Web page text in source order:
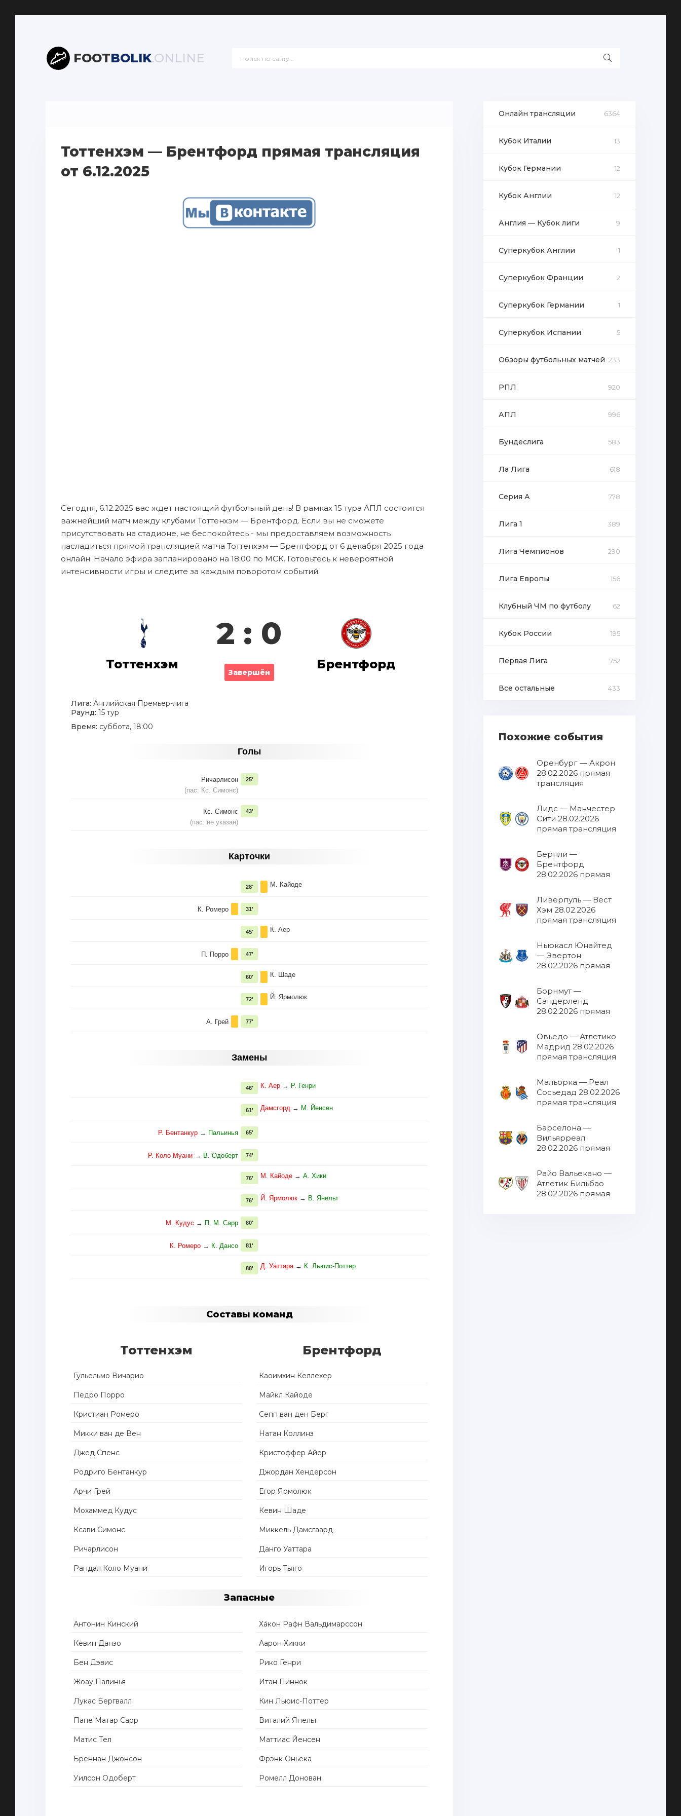
FOOTBOLIK.ONLINE
Тоттенхэм — Брентфорд прямая трансляция
от 6.12.2025
Сегодня, 6.12.2025 вас ждет настоящий футбольный день! В рамках 15 тура АПЛ состоится
важнейший матч между клубами Тоттенхэм — Брентфорд. Если вы не сможете
присутствовать на стадионе, не беспокойтесь - мы предоставляем возможность
насладиться прямой трансляцией матча Тоттенхэм — Брентфорд от 6 декабря 2025 года
онлайн. Начало эфира запланировано на 18:00 по МСК. Готовьтесь к невероятной
интенсивности игры и следите за каждым поворотом событий.
Тоттенхэм
2 : 0
Завершён
Брентфорд
Лига: Английская Премьер-лига
Раунд: 15 тур
Время: суббота, 18:00
Голы
Ричарлисон
(пас: Кс. Симонс)
25'
Кс. Симонс
(пас: не указан)
43'
Карточки
М. Кайоде
28'
К. Ромеро 31'
К. Аер
45'
П. Порро 47'
К. Шаде
60'
Й. Ярмолюк
72'
А. Грей 77'
Замены
К. Аер → Р. Генри
46'
Дамсгорд → М. Йенсен
61'
Р. Бентанкур → Пальинья 65'
Р. Коло Муани → В. Одоберт 74'
М. Кайоде → А. Хики
76'
Й. Ярмолюк → В. Янельт
76'
М. Кудус → П. М. Сарр 80'
К. Ромеро → К. Дансо 81'
Д. Уаттара → К. Льюис-Поттер
88'
Составы команд
Тоттенхэм
Гульельмо Вичарио
Педро Порро
Кристиан Ромеро
Микки ван де Вен
Джед Спенс
Родриго Бентанкур
Арчи Грей
Мохаммед Кудус
Ксави Симонс
Ричарлисон
Рандал Коло Муани
Брентфорд
Каоимхин Келлехер
Майкл Кайоде
Сепп ван ден Берг
Натан Коллинз
Кристоффер Айер
Джордан Хендерсон
Егор Ярмолюк
Кевин Шаде
Миккель Дамсгаард
Данго Уаттара
Игорь Тьяго
Запасные
Антонин Кинский
Кевин Данзо
Бен Дэвис
Жоау Палинья
Лукас Бергвалл
Папе Матар Сарр
Матис Тел
Бреннан Джонсон
Уилсон Одоберт
Ха́кон Рафн Вальдимарссон
Аарон Хикки
Рико Генри
Итан Пиннок
Кин Льюис-Поттер
Виталий Янельт
Маттиас Йенсен
Фрэнк Оньека
Ромелл Донован
Онлайн трансляции 6364
Кубок Италии 13
Кубок Германии 12
Кубок Англии 12
Англия — Кубок лиги 9
Суперкубок Англии 1
Суперкубок Франции 2
Суперкубок Германии 1
Суперкубок Испании 5
Обзоры футбольных матчей 233
РПЛ 920
АПЛ 996
Бундеслига 583
Ла Лига 618
Серия А 778
Лига 1 389
Лига Чемпионов 290
Лига Европы 156
Клубный ЧМ по футболу 62
Кубок России 195
Первая Лига 752
Все остальные 433
Похожие события
Оренбург — Акрон
28.02.2026 прямая
трансляция
Лидс — Манчестер
Сити 28.02.2026
прямая трансляция
Бернли —
Брентфорд
28.02.2026 прямая
Ливерпуль — Вест
Хэм 28.02.2026
прямая трансляция
Ньюкасл Юнайтед
— Эвертон
28.02.2026 прямая
Борнмут —
Сандерленд
28.02.2026 прямая
Овьедо — Атлетико
Мадрид 28.02.2026
прямая трансляция
Мальорка — Реал
Сосьедад 28.02.2026
прямая трансляция
Барселона —
Вильярреал
28.02.2026 прямая
Райо Вальекано —
Атлетик Бильбао
28.02.2026 прямая